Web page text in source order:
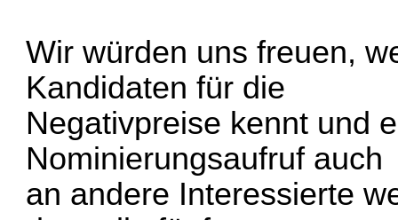
Wir würden uns freuen,
Kandidaten für die
Negativpreise kennt und
Nominierungsaufruf auch
an andere Interessierte